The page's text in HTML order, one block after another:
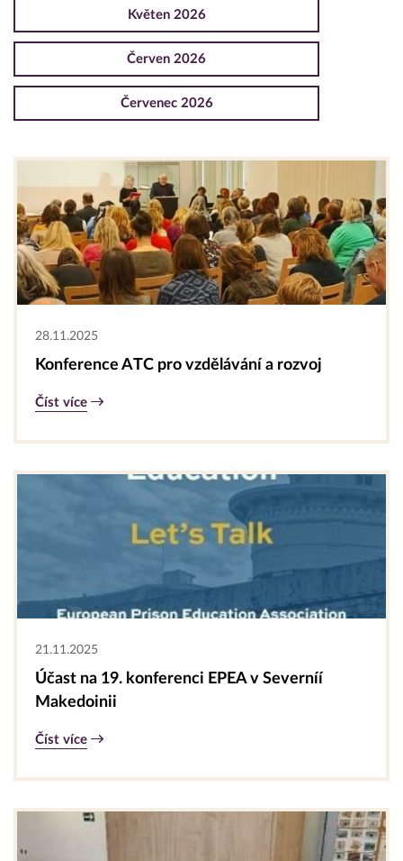
Květen 2026
Červen 2026
Červenec 2026
28.11.2025
Konference ATC pro vzdělávání a rozvoj
Číst více
21.11.2025
Účast na 19. konferenci EPEA v Severníí
Makedoinii
Číst více